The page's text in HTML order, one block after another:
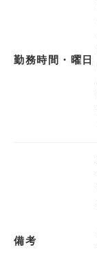
勤務時間・曜日
備考